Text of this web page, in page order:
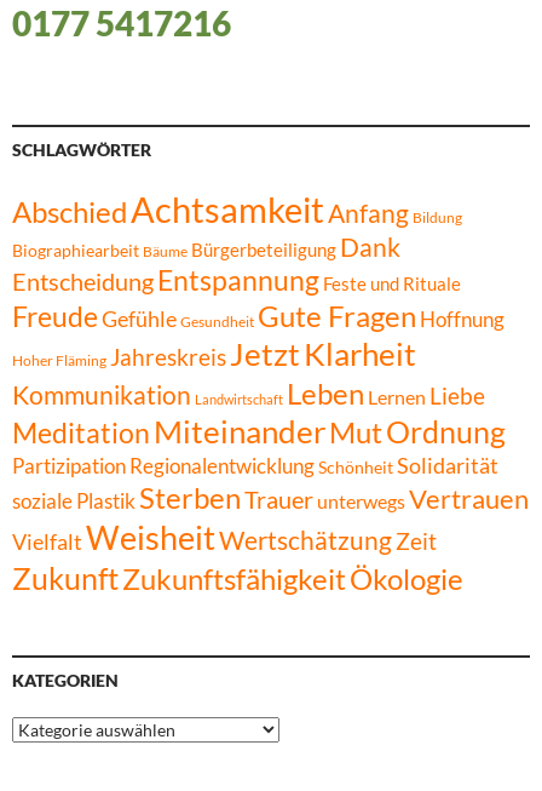
0177 5417216
SCHLAGWÖRTER
AbschiedAchtsamkeitAnfang Bildung
Biographiearbeit Bäume Bürgerbeteiligung Dank
Entscheidung Entspannung Feste und Rituale
FreudeGefühle Gesundheit Gute Fragen Hoffnung
Hoher Fläming JahreskreisJetzt Klarheit
Kommunikation Landwirtschaft Leben Lernen Liebe
Meditation MiteinanderMutOrdnung
Partizipation RegionalentwicklungSchönheitSolidarität
soziale Plastik SterbenTrauer unterwegsVertrauen
VielfaltWeisheitWertschätzungZeit
ZukunftZukunftsfähigkeitÖkologie
KATEGORIEN
Kategorien